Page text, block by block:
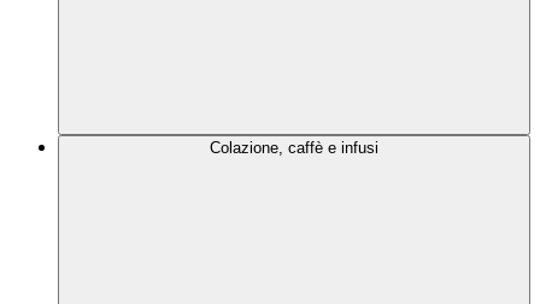
Colazione, caffè e infusi